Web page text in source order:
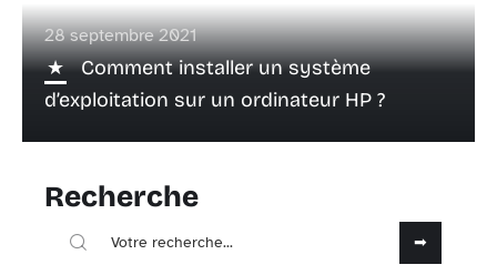
28 septembre 2021
Comment installer un système
d’exploitation sur un ordinateur HP ?
Recherche